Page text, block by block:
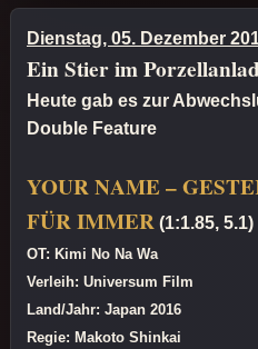
Dienstag, 05. Dezember
Ein Stier im
Heute gab es zur
Double Feature
YOUR NAME –
FÜR IMMER (1:1.85, 5.1)
OT: Kimi No Na Wa
Verleih: Universum Film
Land/Jahr: Japan 2016
Regie: Makoto Shinkai